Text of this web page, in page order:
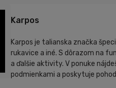
Karpos
Karpos je talianska značka
rukavice a iné. S dôrazom na
a ďalšie aktivity. V ponuke
podmienkami a poskytuje